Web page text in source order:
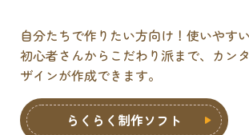
自分たちで作りたい方向け！使いやす
初心者さんからこだわり派まで、カン
ザインが作成できます。
らくらく制作ソフト